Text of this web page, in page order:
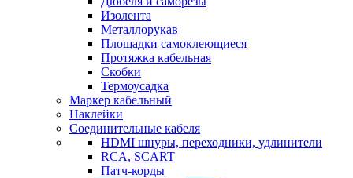
Изолента
Металлорукав
Площадки самоклеющиеся
Протяжка кабельная
Скобки
Термоусадка
Маркер кабельный
Наклейки
Соединительные кабеля
HDMI шнуры, переходники, удлинители
RCA, SCART
Патч-корды